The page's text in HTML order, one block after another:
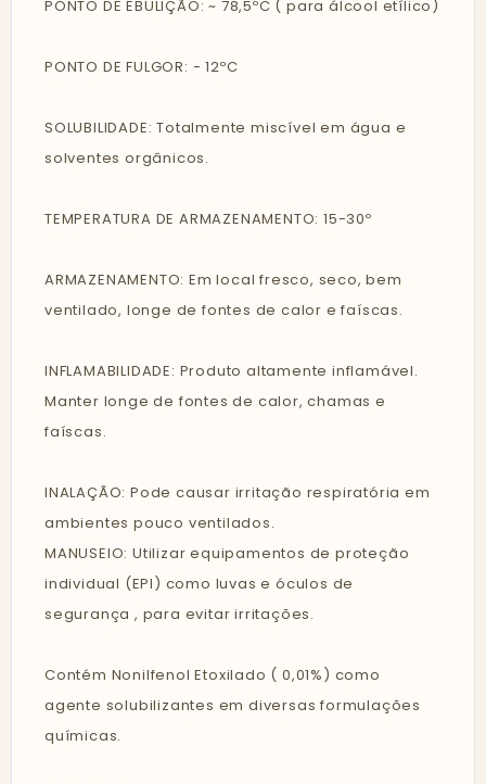
PONTO DE EBULIÇÃO: ~ 78,5ºC ( para álcool etílico)
PONTO DE FULGOR: - 12ºC
SOLUBILIDADE: Totalmente miscível em água e
solventes orgânicos.
TEMPERATURA DE ARMAZENAMENTO: 15-30º
ARMAZENAMENTO: Em local fresco, seco, bem
ventilado, longe de fontes de calor e faíscas.
INFLAMABILIDADE: Produto altamente inflamável.
Manter longe de fontes de calor, chamas e
faíscas.
INALAÇÃO: Pode causar irritação respiratória em
ambientes pouco ventilados.
MANUSEIO: Utilizar equipamentos de proteção
individual (EPI) como luvas e óculos de
segurança , para evitar irritações.
Contém Nonilfenol Etoxilado ( 0,01%) como
agente solubilizantes em diversas formulações
químicas.